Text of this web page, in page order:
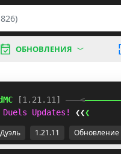
ОБНОВЛЕНИЯ
MC [1.21.11] <
Duels Updates! ❮❮❮
Дуэль 1.21.11 Обновление